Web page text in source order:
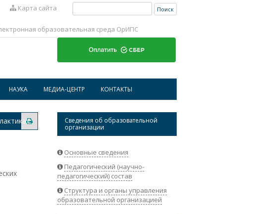
Карта сайта Найти:
образовательная среда ОрИПС
РАБОТА
НАУКА МЕДИА-ЦЕНТР
НОВОСТИ
СТУДЕНТАМ
НАУКА
КОНТАКТЫ
Сведения об образовательной
организации
Основные сведения
Педагогический (научно-
педагогический) состав
Структура и органы управления
образовательной организацией